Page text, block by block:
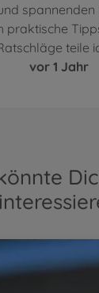
praktische
teile
vor 1 Jahr